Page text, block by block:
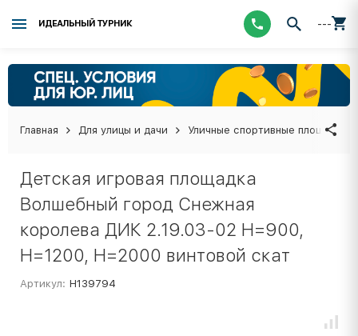
ИДЕАЛЬНЫЙ ТУРНИК ---
Главная Для улицы и дачи Уличные спортивные площадки
Детская игровая площадка
Волшебный город Снежная
королева ДИК 2.19.03-02 Н=900,
Н=1200, Н=2000 винтовой скат
Артикул: Н139794